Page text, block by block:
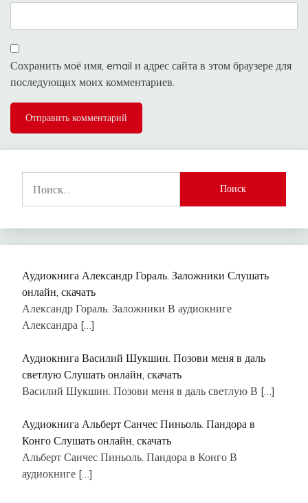
Сохранить моё имя, email и адрес сайта в этом браузере для
последующих моих комментариев.
Аудиокнига Александр Гораль. Заложники Слушать
онлайн, скачать
Александр Гораль. Заложники В аудиокниге
Александра […]
Аудиокнига Василий Шукшин. Позови меня в даль
светлую Слушать онлайн, скачать
Василий Шукшин. Позови меня в даль светлую В […]
Аудиокнига Альберт Санчес Пиньоль. Пандора в
Конго Слушать онлайн, скачать
Альберт Санчес Пиньоль. Пандора в Конго В
аудиокниге […]